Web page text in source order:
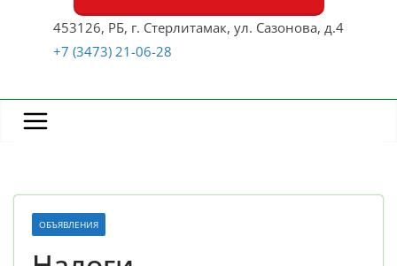
453126, РБ, г. Стерлитамак, ул. Сазонова, д.4
+7 (3473) 21-06-28
ОБЪЯВЛЕНИЯ